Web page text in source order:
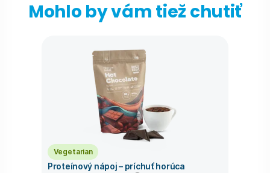
Mohlo by vám tiež chutiť
Vegetarian
Proteínový nápoj – príchuť horúca